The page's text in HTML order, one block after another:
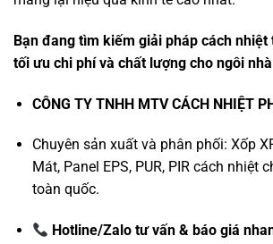
Bạn đang tìm kiếm giải pháp cách nhiệt
tối ưu chi phí và chất lượng cho ngôi
CÔNG TY TNHH MTV CÁCH NHIỆT
Chuyên sản xuất và phân phối: Xốp
Mát, Panel EPS, PUR, PIR cách nhiệt
toàn quốc.
Hotline/Zalo tư vấn & báo giá